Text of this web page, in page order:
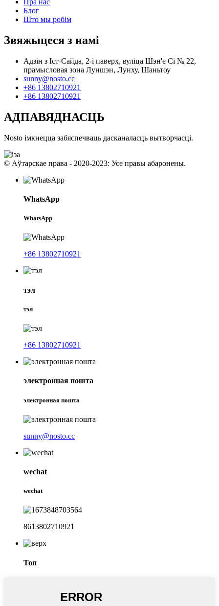
Пра нас
Блог
Што мы робім
Звяжыцеся з намі
Адзін з Іст-Сайда, 2-і паверх, вуліца Шэн'е Сі № 22,
прамысловая зона Луншэн, Лунху, Шаньтоу
sunny@nosto.cc
+86 13802710921
+86 13802710921
АДПАВЯДНАСЦЬ
Nosto імкнецца забяспечваць дасканаласць вытворчасці.
© Аўтарскае права - 2020-2023: Усе правы абаронены.
WhatsApp
WhatsApp
+86 13802710921
тэл
тэл
+86 13802710921
электронная пошта
электронная пошта
sunny@nosto.cc
wechat
wechat
8613802710921
Топ